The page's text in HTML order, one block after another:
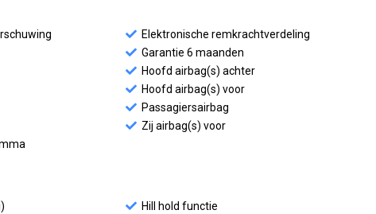
Elektronische remkrachtverdeling
Garantie 6 maanden
Hoofd airbag(s) achter
Hoofd airbag(s) voor
Passagiersairbag
Zij airbag(s) voor
Hill hold functie